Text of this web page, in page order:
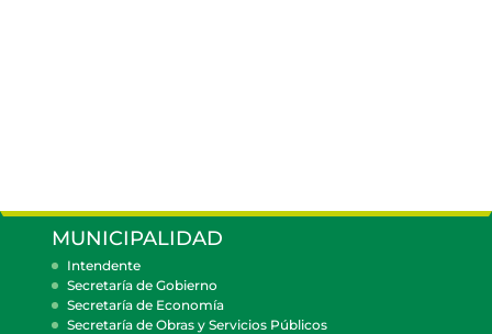
MUNICIPALIDAD
Intendente
Secretaría de Gobierno
Secretaría de Economía
Secretaría de Obras y Servicios Públicos